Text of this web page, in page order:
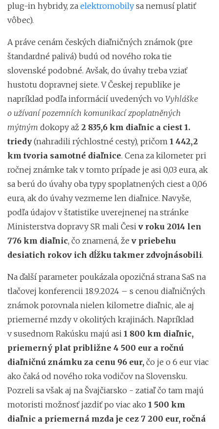
plug-in hybridy, za elektromobily sa nemusí platiť
vôbec).
A práve cenám českých diaľničných známok (pre
štandardné palivá) budú od nového roka tie
slovenské podobné. Avšak, do úvahy treba vziať
hustotu dopravnej siete. V Českej republike je
napríklad podľa informácií uvedených vo Vyhláške
o užívaní pozemních komunikací zpoplatněných
mýtným dokopy až 2 835,6 km diaľnic a ciest 1.
triedy (nahradili rýchlostné cesty), pričom 1 442,2
km tvoria samotné diaľnice. Cena za kilometer pri
ročnej známke tak v tomto prípade je asi 0,03 eura, ak
sa berú do úvahy oba typy spoplatnených ciest a 0,06
eura, ak do úvahy vezmeme len diaľnice. Navyše,
podľa údajov v štatistike uverejnenej na stránke
Ministerstva dopravy SR mali Česi v roku 2014 len
776 km diaľnic, čo znamená, že v priebehu
desiatich rokov ich dĺžku takmer zdvojnásobili.
Na ďalší parameter poukázala opozičná strana SaS na
tlačovej konferencii 18.9.2024 – s cenou diaľničných
známok porovnala nielen kilometre diaľnic, ale aj
priemerné mzdy v okolitých krajinách. Napríklad
v susednom Rakúsku majú asi 1 800 km diaľnic,
priemerný plat približne 4 500 eur a ročnú
diaľničnú známku za cenu 96 eur, čo je o 6 eur viac
ako čaká od nového roka vodičov na Slovensku.
Pozreli sa však aj na Švajčiarsko - zatiaľ čo tam majú
motoristi možnosť jazdiť po viac ako 1 500 km
diaľnic a priemerná mzda je cez 7 200 eur, ročná